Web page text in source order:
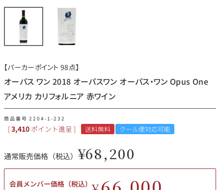
DRC
アメリカ
その他
イタリア ドイツ
チリ その他国
赤ワイン
スパークリング
〜9,999円
40,000円〜79,999円
500,000円〜
お得な情報を受け取る
お問い合わせ
【パーカーポイント 98点】
オーパス ワン 2018 オーパスワン オーパス・ワン Opus One
アメリカ カリフォルニア 赤ワイン
商品番号 2204-1-232
[3,410 ポイント進呈 ] 送料無料 クール便対応可能
通常販売価格（税込） ¥68,200
会員メンバー価格（税込）